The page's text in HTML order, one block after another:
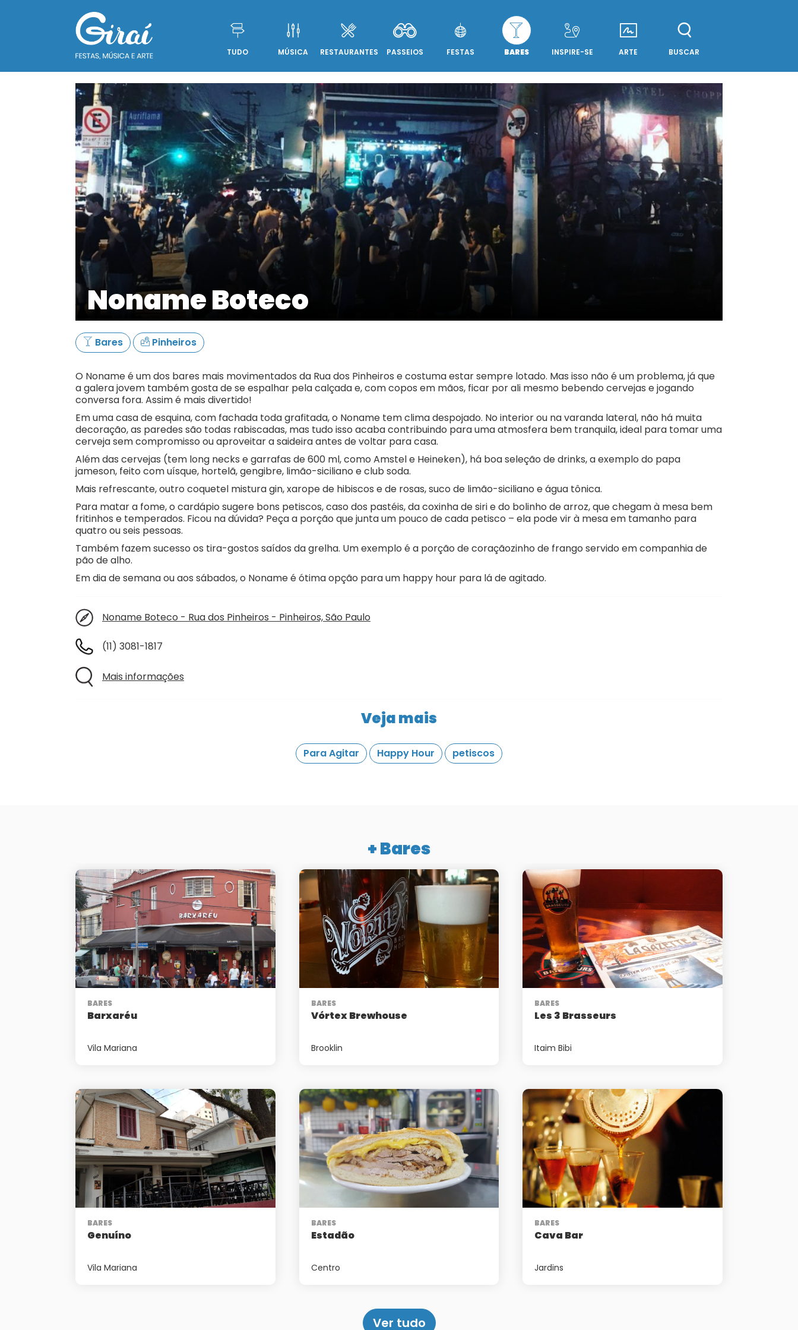
Pular para o conteúdo
TUDO MÚSICA RESTAURANTES PASSEIOS FESTAS BARES INSPIRE-SE ARTE BUSCAR
Noname Boteco
Bares Pinheiros
O Noname é um dos bares mais movimentados da Rua dos Pinheiros e costuma estar sempre lotado. Mas isso não é um problema, já que
a galera jovem também gosta de se espalhar pela calçada e, com copos em mãos, ficar por ali mesmo bebendo cervejas e jogando
conversa fora. Assim é mais divertido!
Em uma casa de esquina, com fachada toda grafitada, o Noname tem clima despojado. No interior ou na varanda lateral, não há muita
decoração, as paredes são todas rabiscadas, mas tudo isso acaba contribuindo para uma atmosfera bem tranquila, ideal para tomar uma
cerveja sem compromisso ou aproveitar a saideira antes de voltar para casa.
Além das cervejas (tem long necks e garrafas de 600 ml, como Amstel e Heineken), há boa seleção de drinks, a exemplo do papa
jameson, feito com uísque, hortelã, gengibre, limão-siciliano e club soda.
Mais refrescante, outro coquetel mistura gin, xarope de hibiscos e de rosas, suco de limão-siciliano e água tônica.
Para matar a fome, o cardápio sugere bons petiscos, caso dos pastéis, da coxinha de siri e do bolinho de arroz, que chegam à mesa bem
fritinhos e temperados. Ficou na dúvida? Peça a porção que junta um pouco de cada petisco – ela pode vir à mesa em tamanho para
quatro ou seis pessoas.
Também fazem sucesso os tira-gostos saídos da grelha. Um exemplo é a porção de coraçãozinho de frango servido em companhia de
pão de alho.
Em dia de semana ou aos sábados, o Noname é ótima opção para um happy hour para lá de agitado.
Noname Boteco - Rua dos Pinheiros - Pinheiros, São Paulo
(11) 3081-1817
Mais informações
Veja mais
Para Agitar Happy Hour petiscos
+ Bares
BARES
Barxaréu
Vila Mariana
BARES
Vórtex Brewhouse
Brooklin
BARES
Les 3 Brasseurs
Itaim Bibi
BARES
Genuíno
Vila Mariana
BARES
Estadão
Centro
BARES
Cava Bar
Jardins
Ver tudo